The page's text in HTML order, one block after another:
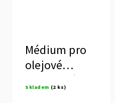
Médium pro
olejové
metalické
barvy
Skladem (2 ks)